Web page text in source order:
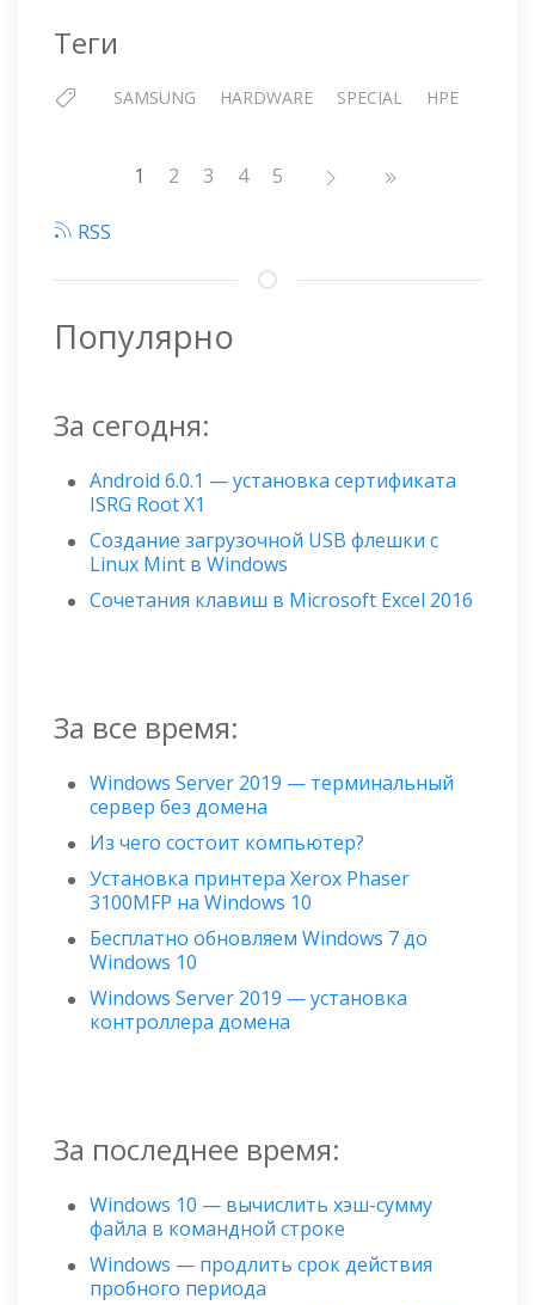
HPE
Теги
SAMSUNG HARDWARE SPECIAL HPE
Нумерация
1 Страница
2 Страница
3 Страница
4 Страница
5
RSS
Популярно
За сегодня:
Android 6.0.1 — установка сертификата
ISRG Root X1
Создание загрузочной USB флешки с
Linux Mint в Windows
Сочетания клавиш в Microsoft Excel 2016
За все время:
Windows Server 2019 — терминальный
сервер без домена
Из чего состоит компьютер?
Установка принтера Xerox Phaser
3100MFP на Windows 10
Бесплатно обновляем Windows 7 до
Windows 10
Windows Server 2019 — установка
контроллера домена
За последнее время:
Windows 10 — вычислить хэш-сумму
файла в командной строке
Windows — продлить срок действия
пробного периода